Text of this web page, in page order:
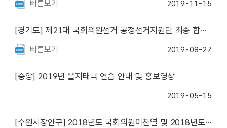
빠른보기 2019-11-15
[경기도] 제21대 국회의원선거 공정선거지원단 최종 합격자 명단 공고
빠른보기 2019-08-27
[중앙] 2019년 을지태극 연습 안내 및 홍보영상
2019-05-15
[수원시장안구] 2018년도 국회의원이찬열 및 2018년도 하반기 국회의원이찬열후원회의 정치자금 수입ㆍ지출 내역 공고